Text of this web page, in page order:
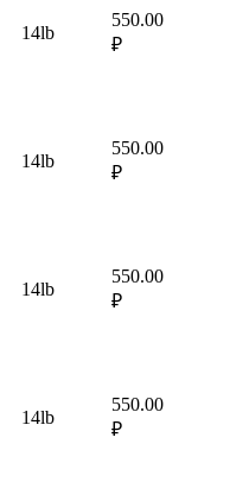
14lb
550.00
₽
14lb
550.00
₽
14lb
550.00
₽
14lb
550.00
₽